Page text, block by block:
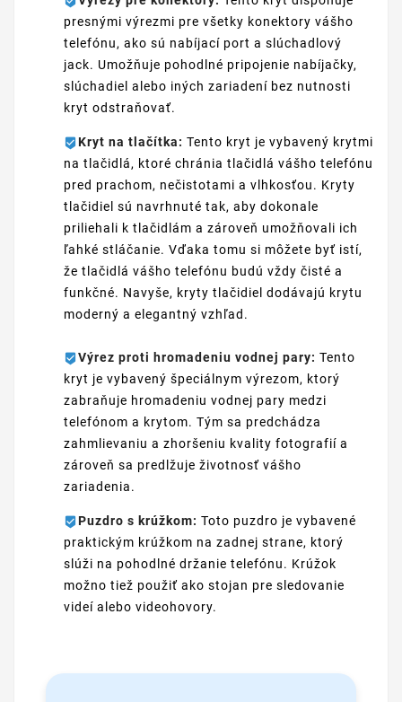
presnými výrezmi pre všetky konektory vášho
telefónu, ako sú nabíjací port a slúchadlový
jack. Umožňuje pohodlné pripojenie nabíjačky,
slúchadiel alebo iných zariadení bez nutnosti
kryt odstraňovať.
Kryt na tlačítka: Tento kryt je vybavený krytmi
na tlačidlá, ktoré chránia tlačidlá vášho telefónu
pred prachom, nečistotami a vlhkosťou. Kryty
tlačidiel sú navrhnuté tak, aby dokonale
priliehali k tlačidlám a zároveň umožňovali ich
ľahké stláčanie. Vďaka tomu si môžete byť istí,
že tlačidlá vášho telefónu budú vždy čisté a
funkčné. Navyše, kryty tlačidiel dodávajú krytu
moderný a elegantný vzhľad.
Výrez proti hromadeniu vodnej pary: Tento
kryt je vybavený špeciálnym výrezom, ktorý
zabraňuje hromadeniu vodnej pary medzi
telefónom a krytom. Tým sa predchádza
zahmlievaniu a zhoršeniu kvality fotografií a
zároveň sa predlžuje životnosť vášho
zariadenia.
Puzdro s krúžkom: Toto puzdro je vybavené
praktickým krúžkom na zadnej strane, ktorý
slúži na pohodlné držanie telefónu. Krúžok
možno tiež použiť ako stojan pre sledovanie
videí alebo videohovory.